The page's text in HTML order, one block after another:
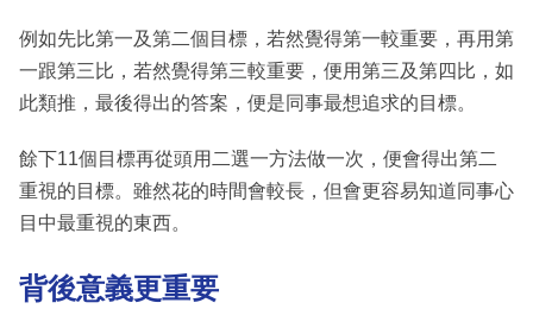
例如先比第一及第二個目標，若然覺得第一較重要，再用第
一跟第三比，若然覺得第三較重要，便用第三及第四比，如
此類推，最後得出的答案，便是同事最想追求的目標。
餘下11個目標再從頭用二選一方法做一次，便會得出第二
重視的目標。雖然花的時間會較長，但會更容易知道同事心
目中最重視的東西。
背後意義更重要